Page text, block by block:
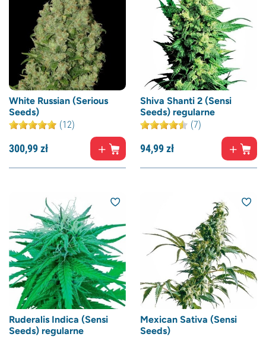
White Russian (Serious
Seeds)
(12)
300,99zł
Shiva Shanti 2 (Sensi
Seeds) regularne
(7)
94,99zł
Ruderalis Indica (Sensi
Seeds) regularne
Mexican Sativa (Sensi
Seeds)